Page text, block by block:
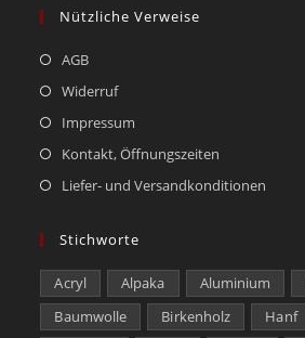
Nützliche Verweise
AGB
Widerruf
Impressum
Kontakt, Öffnungszeiten
Liefer- und Versandkonditionen
Stichworte
Acryl Alpaka Aluminium
Baumwolle
Birkenholz Hanf